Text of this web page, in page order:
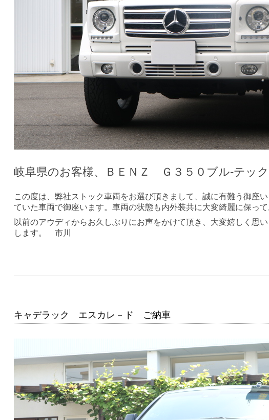
岐阜県のお客様、ＢＥＮＺ Ｇ３５０ブル-テック
この度は、弊社ストック車両をお選び頂きまして、誠に有難う御座
ていた車両で御座います。車両の状態も内外装共に大変綺麗に保っ
以前のアウディからお久しぶりにお声をかけて頂き、大変嬉しく思
します。 市川
キャデラック エスカレ－ド ご納車